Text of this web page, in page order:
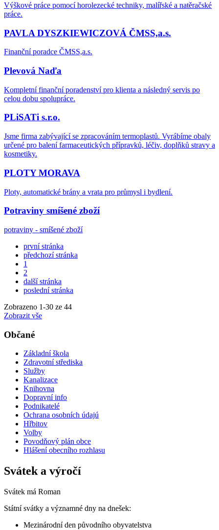
Výškové práce pomocí horolezecké techniky, malířské a natěračské
práce.
PAVLA DYSZKIEWICZOVÁ ČMSS,a.s.
Finanční poradce ČMSS,a.s.
Plevová Naďa
Kompletní finanční poradenství pro klienta a následný servis po
celou dobu spolupráce.
PLiSATi s.r.o.
Jsme firma zabývající se zpracováním termoplastů. Vyrábíme obaly
určené pro balení farmaceutických přípravků, léčiv, doplňků stravy a
kosmetiky.
PLOTY MORAVA
Ploty, automatické brány a vrata pro průmysl i bydlení.
Potraviny smíšené zboží
potraviny - smíšené zboží
první stránka
předchozí stránka
1
2
další stránka
poslední stránka
Zobrazeno 1-30 ze 44
Zobrazit vše
Občané
Základní škola
Zdravotní střediska
Služby
Kanalizace
Knihovna
Dopravní info
Podnikatelé
Ochrana osobních údajú
Hřbitov
Volby
Povodňový plán obce
Hlášení obecního rozhlasu
Svátek a výročí
Svátek má Roman
Státní svátky a významné dny na dnešek:
Mezinárodní den původního obyvatelstva